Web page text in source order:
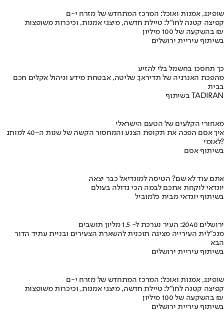
שופינג, אמנות ואוכל: המרכז המתחדש של מזרח י-ם
קפיצה קטנה לחו"ל: טיילת חדשה, מיצגי אמנות, וכיכרות משופצות
בהשקעה של 100 מיליון ₪
בשיתוף עיריית ירושלים
כך תחסכו בחשמל בלי להזיע
מהפכת האנרגיה של תדיראן: שליטה, אבטחת מידע וניהול אקלים חכם
בבית
בשיתוף TADIRAN
מאחורי הקלעים של הטעם הישראלי
איך אסם הפכה את תקופת הצנע והמחסור הקשה של שנות ה-40 למותג
לאומי?
בשיתוף אסם
אתם עוד לא שם? הטיסה למונדיאל כבר יצאה
יונדאי לוקחת אתכם לבמה הכי גדולה בעולם
בשיתוף יונדאי מבית כלמוביל
ירושלים 2040: העיר נערכת ל- 1.5 מליון תושבים
מנכ"לית העירייה מציגה תוכנית להשארת הצעירים ובניית עתיד הדור
הבא
בשיתוף עיריית ירושלים
שופינג, אמנות ואוכל: המרכז המתחדש של מזרח י-ם
קפיצה קטנה לחו"ל: טיילת חדשה, מיצגי אמנות, וכיכרות משופצות
בהשקעה של 100 מיליון ₪
בשיתוף עיריית ירושלים